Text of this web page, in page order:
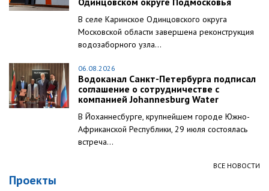
В селе Каринское Одинцовского округа
Московской области завершена реконструкция
водозаборного узла...
06.08.2026
Водоканал Санкт-Петербурга подписал
соглашение о сотрудничестве с
компанией Johannesburg Water
В Йоханнесбурге, крупнейшем городе Южно-
Африканской Республики, 29 июля состоялась
встреча...
ВСЕ НОВОСТИ
Проекты